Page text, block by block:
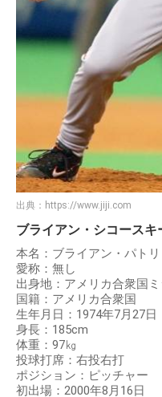
出典： https://www.jiji.com
ブライアン・シコースキ
本名：ブライアン・パト
愛称：無し
出身地：アメリカ合衆国
国籍：アメリカ合衆国
生年月日：1974年7月27日
身長：185cm
体重：97㎏
投球打席：右投右打
ポジション：ピッチャー
初出場：2000年8月16日